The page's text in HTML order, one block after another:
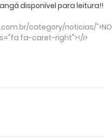
disponível para leitura!!
category/noticias/
fa-caret-right"></i>